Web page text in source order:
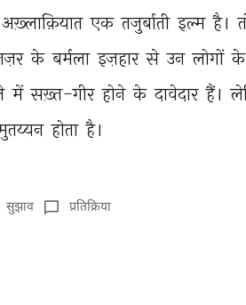
अख़्लाक़ियात एक तजुर्बाती इल्म है।
के बर्मला इज़हार से उन लोगों के
में सख़्त-गीर होने के दावेदार हैं।
होता है।
सुझाव प्रतिक्रिया